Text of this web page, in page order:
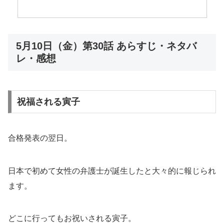
5月10日（金）第30話 あらすじ・ネタバ
レ・感想
祝福される寅子
合格発表の翌日。
日本で初めて女性の弁護士が誕生したと大々的に報じられ
ます。
どこに行ってもお祝いされる寅子。